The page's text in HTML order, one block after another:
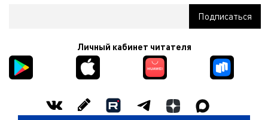
Личный кабинет читателя